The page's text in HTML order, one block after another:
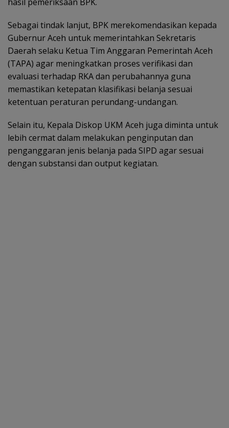
Sebagai tindak lanjut, BPK merekomendasikan kepada
Gubernur Aceh untuk memerintahkan Sekretaris
Daerah selaku Ketua Tim Anggaran Pemerintah Aceh
(TAPA) agar meningkatkan proses verifikasi dan
evaluasi terhadap RKA dan perubahannya guna
memastikan ketepatan klasifikasi belanja sesuai
ketentuan peraturan perundang-undangan.
Selain itu, Kepala Diskop UKM Aceh juga diminta untuk
lebih cermat dalam melakukan penginputan dan
penganggaran jenis belanja pada SIPD agar sesuai
dengan substansi dan output kegiatan.